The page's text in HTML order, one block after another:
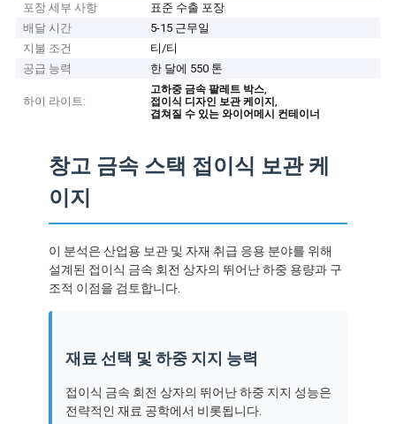
포장 세부 사항
표준 수출 포장
배달 시간
5-15 근무일
지불 조건
티/티
공급 능력
한 달에 550 톤
하이 라이트:
고하중 금속 팔레트 박스,
접이식 디자인 보관 케이지,
겹쳐질 수 있는 와이어메시 컨테이너
창고 금속 스택 접이식 보관 케
이지
이 분석은 산업용 보관 및 자재 취급 응용 분야를 위해
설계된 접이식 금속 회전 상자의 뛰어난 하중 용량과 구
조적 이점을 검토합니다.
재료 선택 및 하중 지지 능력
접이식 금속 회전 상자의 뛰어난 하중 지지 성능은
전략적인 재료 공학에서 비롯됩니다.